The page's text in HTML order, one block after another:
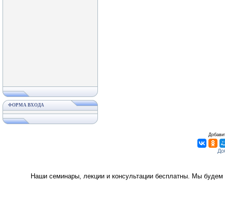
ФОРМА ВХОДА
Наши семинары, лекции и консультации бесплатны. Мы